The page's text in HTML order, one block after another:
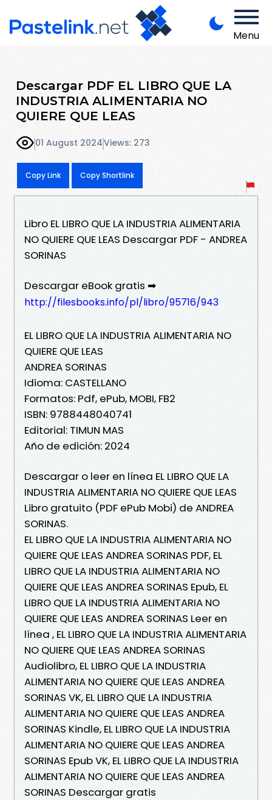
Menu
Descargar PDF EL LIBRO QUE LA
INDUSTRIA ALIMENTARIA NO
QUIERE QUE LEAS
01 August 2024Views: 273
Copy Link Copy Shortlink
Libro EL LIBRO QUE LA INDUSTRIA ALIMENTARIA
NO QUIERE QUE LEAS Descargar PDF - ANDREA
SORINAS
Descargar eBook gratis ➡
http://filesbooks.info/pl/libro/95716/943
EL LIBRO QUE LA INDUSTRIA ALIMENTARIA NO
QUIERE QUE LEAS
ANDREA SORINAS
Idioma: CASTELLANO
Formatos: Pdf, ePub, MOBI, FB2
ISBN: 9788448040741
Editorial: TIMUN MAS
Año de edición: 2024
Descargar o leer en línea EL LIBRO QUE LA
INDUSTRIA ALIMENTARIA NO QUIERE QUE LEAS
Libro gratuito (PDF ePub Mobi) de ANDREA
SORINAS.
EL LIBRO QUE LA INDUSTRIA ALIMENTARIA NO
QUIERE QUE LEAS ANDREA SORINAS PDF, EL
LIBRO QUE LA INDUSTRIA ALIMENTARIA NO
QUIERE QUE LEAS ANDREA SORINAS Epub, EL
LIBRO QUE LA INDUSTRIA ALIMENTARIA NO
QUIERE QUE LEAS ANDREA SORINAS Leer en
línea , EL LIBRO QUE LA INDUSTRIA ALIMENTARIA
NO QUIERE QUE LEAS ANDREA SORINAS
Audiolibro, EL LIBRO QUE LA INDUSTRIA
ALIMENTARIA NO QUIERE QUE LEAS ANDREA
SORINAS VK, EL LIBRO QUE LA INDUSTRIA
ALIMENTARIA NO QUIERE QUE LEAS ANDREA
SORINAS Kindle, EL LIBRO QUE LA INDUSTRIA
ALIMENTARIA NO QUIERE QUE LEAS ANDREA
SORINAS Epub VK, EL LIBRO QUE LA INDUSTRIA
ALIMENTARIA NO QUIERE QUE LEAS ANDREA
SORINAS Descargar gratis